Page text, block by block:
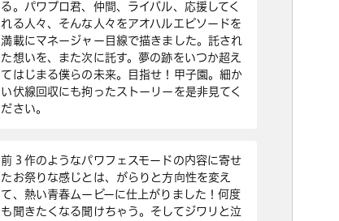
る。パワプロ君、仲間、ライバル、応援してく
れる人々、そんな人々をアオハルエピソードを
満載にマネージャー目線で描きました。託され
た想いを、また次に託す。夢の跡をいつか超え
てはじまる僕らの未来。目指せ！甲子園。細か
い伏線回収にも拘ったストーリーを是非見てく
ださい。
前３作のようなパワフェスモードの内容に寄せ
たお祭りな感じとは、がらりと方向性を変え
て、熱い青春ムービーに仕上がりました！何度
も聞きたくなる聞けちゃう。そしてジワリと泣